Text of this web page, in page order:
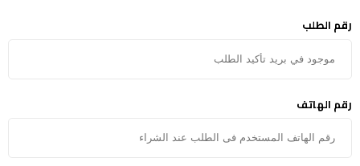
رقم الطلب
رقم الهاتف